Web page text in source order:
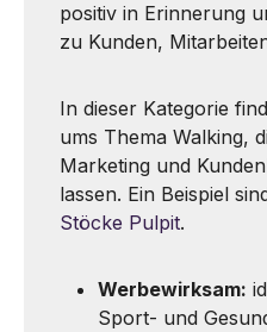
positiv in Erinnerung
zu Kunden,
In dieser Kategorie
ums Thema Walking,
Marketing und
lassen. Ein Beispiel
Stöcke Pulpit.
Werbewirksam:
Sport- und